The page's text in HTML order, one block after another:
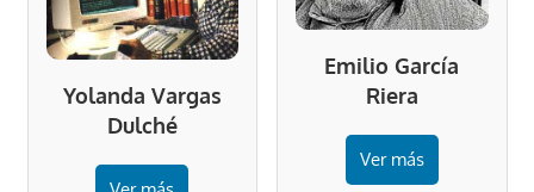
Yolanda Vargas
Dulché
Emilio García
Riera
Ver más